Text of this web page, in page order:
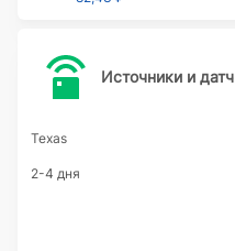
Источники и
Texas
2-4 дня